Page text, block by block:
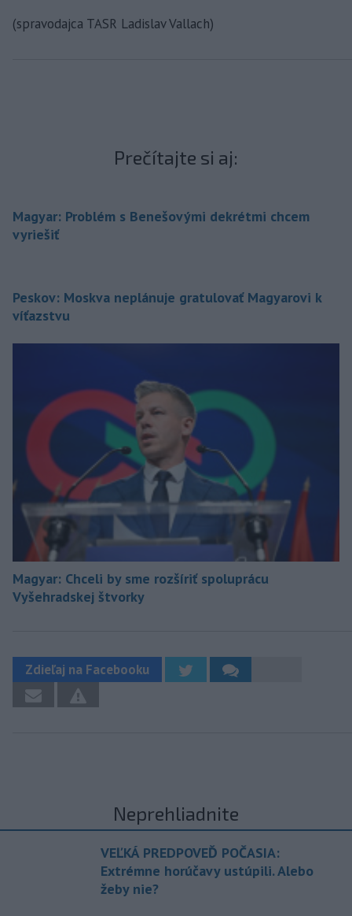
(spravodajca TASR Ladislav Vallach)
Prečítajte si aj:
Magyar: Problém s Benešovými dekrétmi chcem
vyriešiť
Peskov: Moskva neplánuje gratulovať Magyarovi k
víťazstvu
Magyar: Chceli by sme rozšíriť spoluprácu
Vyšehradskej štvorky
Zdieľaj na Facebooku
Neprehliadnite
VEĽKÁ PREDPOVEĎ POČASIA:
Extrémne horúčavy ustúpili. Alebo
žeby nie?